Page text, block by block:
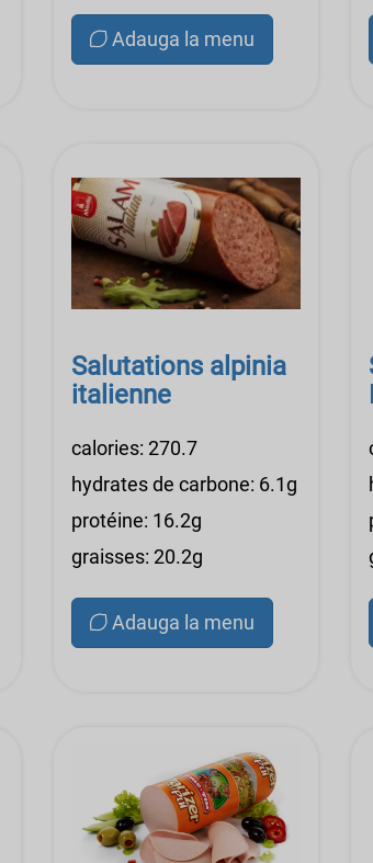
Adauga la menu
Salutations alpinia
italienne
calories: 270.7
hydrates de carbone: 6.1g
protéine: 16.2g
graisses: 20.2g
Adauga la menu